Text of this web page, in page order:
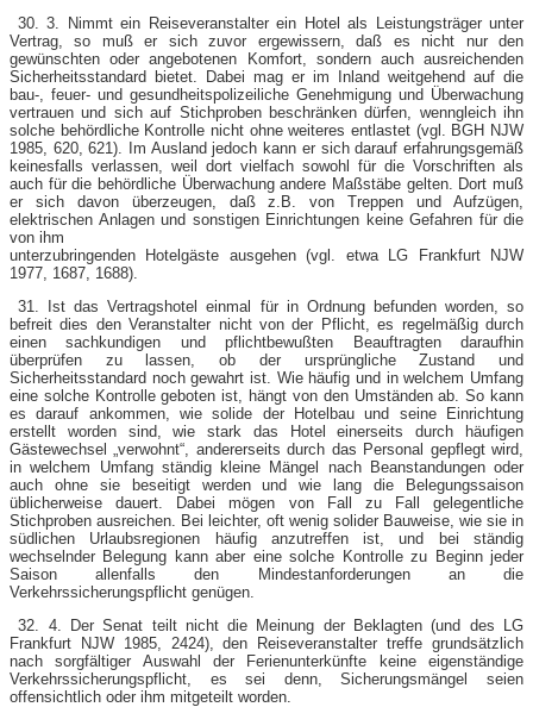
30. 3. Nimmt ein Reiseveranstalter ein Hotel als Leistungsträger unter
Vertrag, so muß er sich zuvor ergewissern, daß es nicht nur den
gewünschten oder angebotenen Komfort, sondern auch ausreichenden
Sicherheitsstandard bietet. Dabei mag er im Inland weitgehend auf die
bau-, feuer- und gesundheitspolizeiliche Genehmigung und Überwachung
vertrauen und sich auf Stichproben beschränken dürfen, wenngleich ihn
solche behördliche Kontrolle nicht ohne weiteres entlastet (vgl. BGH NJW
1985, 620, 621). Im Ausland jedoch kann er sich darauf erfahrungsgemäß
keinesfalls verlassen, weil dort vielfach sowohl für die Vorschriften als
auch für die behördliche Überwachung andere Maßstäbe gelten. Dort muß
er sich davon überzeugen, daß z.B. von Treppen und Aufzügen,
elektrischen Anlagen und sonstigen Einrichtungen keine Gefahren für die
von ihm
unterzubringenden Hotelgäste ausgehen (vgl. etwa LG Frankfurt NJW
1977, 1687, 1688).
31. Ist das Vertragshotel einmal für in Ordnung befunden worden, so
befreit dies den Veranstalter nicht von der Pflicht, es regelmäßig durch
einen sachkundigen und pflichtbewußten Beauftragten daraufhin
überprüfen zu lassen, ob der ursprüngliche Zustand und
Sicherheitsstandard noch gewahrt ist. Wie häufig und in welchem Umfang
eine solche Kontrolle geboten ist, hängt von den Umständen ab. So kann
es darauf ankommen, wie solide der Hotelbau und seine Einrichtung
erstellt worden sind, wie stark das Hotel einerseits durch häufigen
Gästewechsel „verwohnt“, andererseits durch das Personal gepflegt wird,
in welchem Umfang ständig kleine Mängel nach Beanstandungen oder
auch ohne sie beseitigt werden und wie lang die Belegungssaison
üblicherweise dauert. Dabei mögen von Fall zu Fall gelegentliche
Stichproben ausreichen. Bei leichter, oft wenig solider Bauweise, wie sie in
südlichen Urlaubsregionen häufig anzutreffen ist, und bei ständig
wechselnder Belegung kann aber eine solche Kontrolle zu Beginn jeder
Saison allenfalls den Mindestanforderungen an die
Verkehrssicherungspflicht genügen.
32. 4. Der Senat teilt nicht die Meinung der Beklagten (und des LG
Frankfurt NJW 1985, 2424), den Reiseveranstalter treffe grundsätzlich
nach sorgfältiger Auswahl der Ferienunterkünfte keine eigenständige
Verkehrssicherungspflicht, es sei denn, Sicherungsmängel seien
offensichtlich oder ihm mitgeteilt worden.